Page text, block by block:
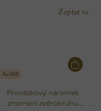
Zeptat se
Au 585
Provázkový náramek
znamení zvěrokruhu